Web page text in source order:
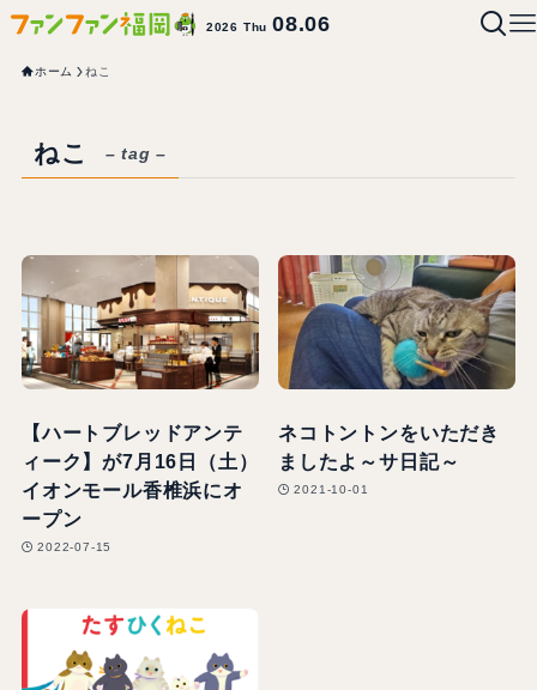
2026 Thu08.06
ホーム ねこ
ねこ – tag –
【ハートブレッドアンテ
ィーク】が7月16日（土）
イオンモール香椎浜にオ
ープン
2022-07-15
ネコトントンをいただき
ましたよ～サ日記～
2021-10-01